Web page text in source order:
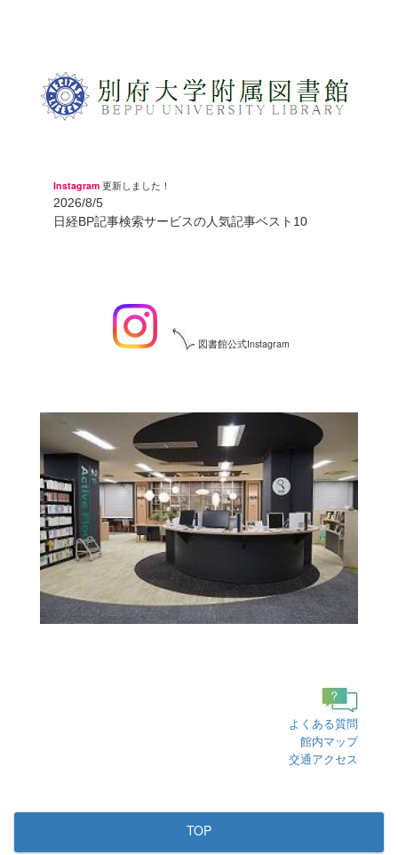
Instagram 更新しました！
2026/8/5
日経BP記事検索サービスの人気記事ベスト10
図書館公式Instagram
よくある質問
館内マップ
交通アクセス
TOP